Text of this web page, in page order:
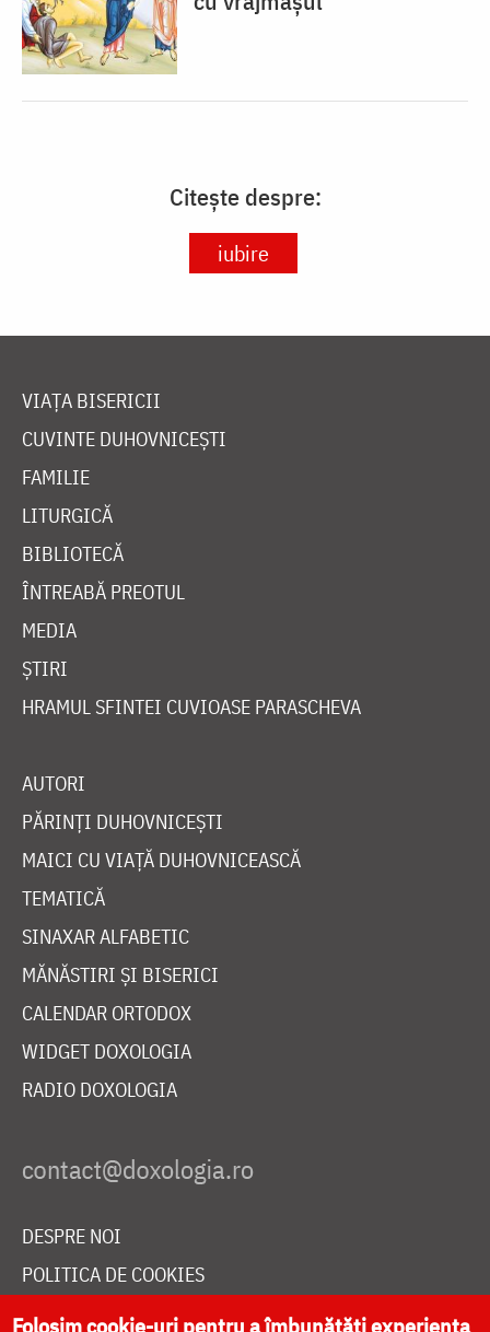
Citește despre:
iubire
VIAȚA BISERICII
CUVINTE DUHOVNICEȘTI
FAMILIE
LITURGICĂ
BIBLIOTECĂ
ÎNTREABĂ PREOTUL
MEDIA
ȘTIRI
HRAMUL SFINTEI CUVIOASE PARASCHEVA
AUTORI
PĂRINȚI DUHOVNICEȘTI
MAICI CU VIAȚĂ DUHOVNICEASCĂ
TEMATICĂ
SINAXAR ALFABETIC
MĂNĂSTIRI ȘI BISERICI
CALENDAR ORTODOX
WIDGET DOXOLOGIA
RADIO DOXOLOGIA
DESPRE NOI
POLITICA DE COOKIES
DONEAZĂ ONLINE PENTRU CATEDRALA NAȚIONALĂ
Folosim cookie-uri pentru a îmbunătăți experiența